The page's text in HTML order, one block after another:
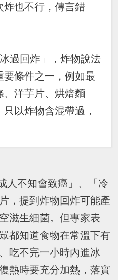
炸也不行，傳言錯
過回炸」，炸物說法
條件之一，例如最
、洋芋片、烘焙麵
以炸物含混帶過，
人不知會致癌」、「冷
，提到炸物回炸可能產
滋生細菌。但專家表
都知道食物在常溫下有
吃不完一小時內進冰
熱時要充分加熱，落實